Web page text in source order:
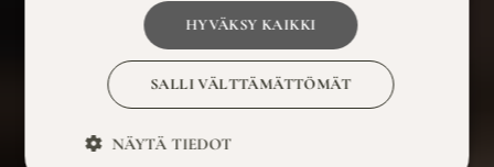
HYVÄKSY KAIKKI
SALLI VÄLTTÄMÄTTÖMÄT
NÄYTÄ TIEDOT